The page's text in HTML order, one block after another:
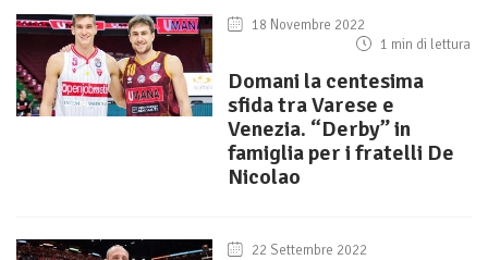
18 Novembre 2022
1 min di lettura
Domani la centesima
sfida tra Varese e
Venezia. “Derby” in
famiglia per i fratelli De
Nicolao
22 Settembre 2022